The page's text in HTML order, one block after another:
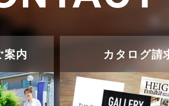
案内 カタログ請